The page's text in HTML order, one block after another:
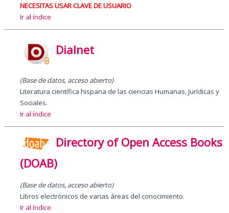
NECESITAS USAR CLAVE DE USUARIO
Ir al índice
Dialnet
(Base de datos, acceso abierto)
Literatura científica hispana de las ciencias Humanas, Jurídicas y
Sociales.
Ir al índice
Directory of Open Access Books
(DOAB)
(Base de datos, acceso abierto)
Libros electrónicos de varias áreas del conocimiento.
Ir al índice